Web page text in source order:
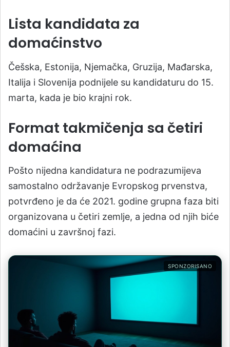
Lista kandidata za
domaćinstvo
Češska, Estonija, Njemačka, Gruzija, Mađarska,
Italija i Slovenija podnijele su kandidaturu do 15.
marta, kada je bio krajni rok.
Format takmičenja sa četiri
domaćina
Pošto nijedna kandidatura ne podrazumijeva
samostalno održavanje Evropskog prvenstva,
potvrđeno je da će 2021. godine grupna faza biti
organizovana u četiri zemlje, a jedna od njih biće
domaćini u završnoj fazi.
SPONZORISANO